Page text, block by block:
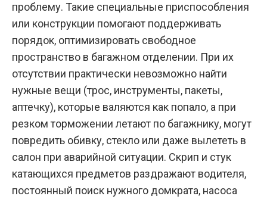
проблему. Такие специальные приспособления
или конструкции помогают поддерживать
порядок, оптимизировать свободное
пространство в багажном отделении. При их
отсутствии практически невозможно найти
нужные вещи (трос, инструменты, пакеты,
аптечку), которые валяются как попало, а при
резком торможении летают по багажнику, могут
повредить обивку, стекло или даже вылететь в
салон при аварийной ситуации. Скрип и стук
катающихся предметов раздражают водителя,
постоянный поиск нужного домкрата, насоса